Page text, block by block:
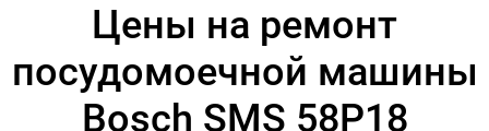
Цены на ремонт
посудомоечной машины
Bosch SMS 58P18